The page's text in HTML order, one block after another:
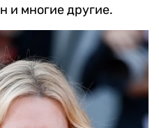
и многие другие.